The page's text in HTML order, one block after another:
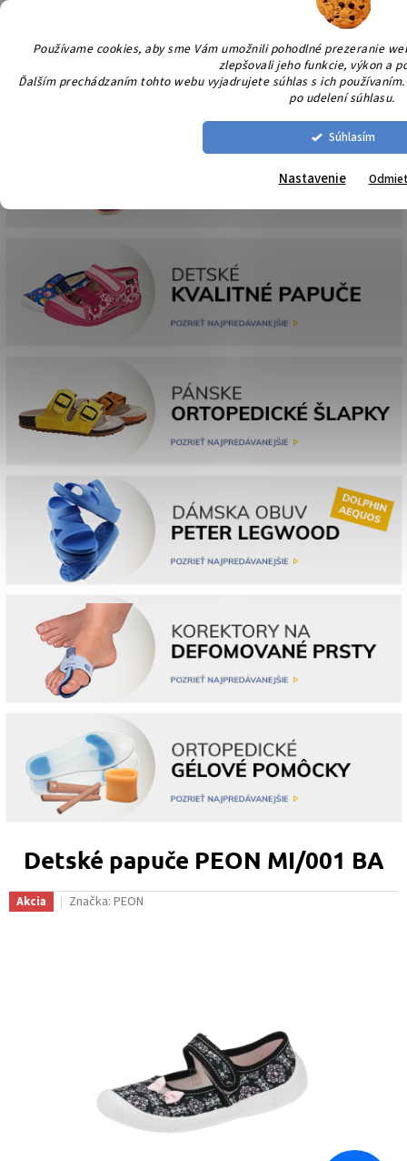
Používame cookies, aby sme Vám umožnili pohodlné prezeranie
zlepšovali jeho funkcie, výkon a
Ďalším prechádzaním tohto webu vyjadrujete súhlas s ich
po udelení súhlasu.
Súhlasím
Nastavenie
Prejsť
Detské papuče PEON MI/001 BA
Akcia Značka: PEON